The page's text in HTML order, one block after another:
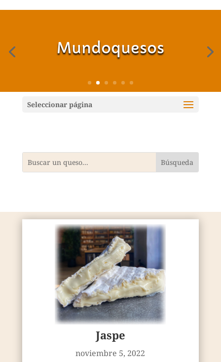
Mundoquesos
Seleccionar página
Jaspe
noviembre 5, 2022